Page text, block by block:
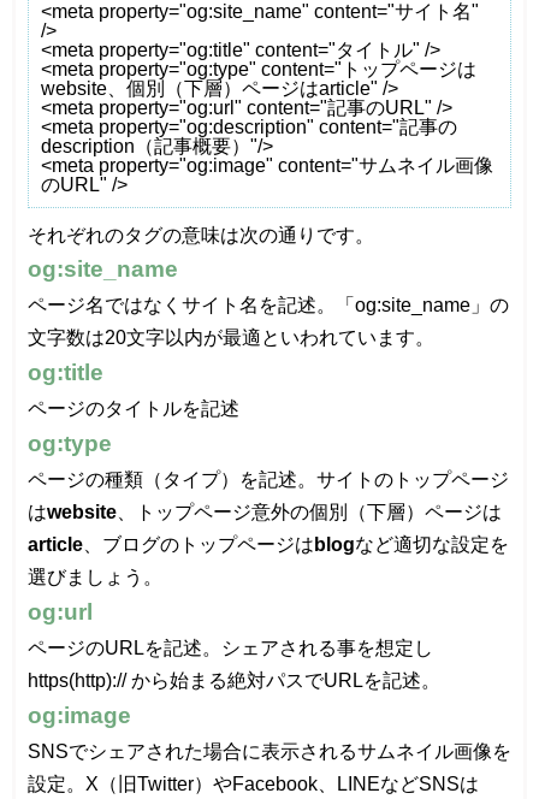
<meta property="og:site_name" content="サイト名"
/>
<meta property="og:title" content="タイトル" />
<meta property="og:type" content="トップページは
website、個別（下層）ページはarticle" />
<meta property="og:url" content="記事のURL" />
<meta property="og:description" content="記事の
description（記事概要）"/>
<meta property="og:image" content="サムネイル画像
のURL" />
それぞれのタグの意味は次の通りです。
og:site_name
ページ名ではなくサイト名を記述。「og:site_name」の
文字数は20文字以内が最適といわれています。
og:title
ページのタイトルを記述
og:type
ページの種類（タイプ）を記述。サイトのトップページ
はwebsite 、トップページ意外の個別（下層）ページは
article 、ブログのトップページは blogなど適切な設定を
選びましょう。
og:url
ページのURLを記述。シェアされる事を想定し
https(http):// から始まる絶対パスでURLを記述。
og:image
SNSでシェアされた場合に表示されるサムネイル画像を
設定。X（旧Twitter）やFacebook、LINEなどSNSは